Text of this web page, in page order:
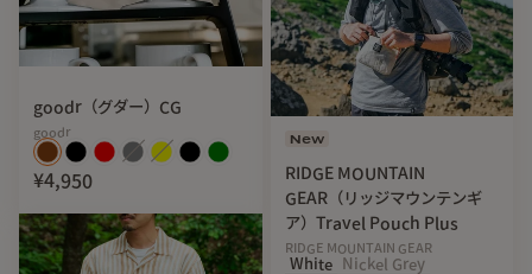
goodr（グダー）CG
goodr
¥4,950
New
RIDGE MOUNTAIN
GEAR（リッジマウンテンギ
ア）Travel Pouch Plus
RIDGE MOUNTAIN GEAR
White
Nickel Grey